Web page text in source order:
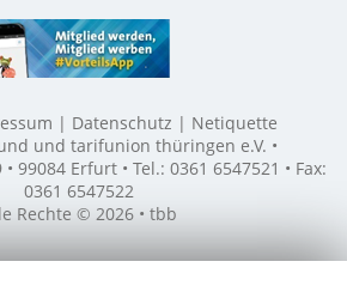
Datenschutz
Netiquette
und tarifunion thüringen e.V. •
99084 Erfurt • Tel.: 0361 6547521 • Fax:
0361 6547522
Rechte © 2026 • tbb